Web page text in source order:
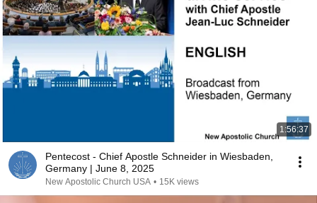
1:56:37
Pentecost - Chief Apostle Schneider in Wiesbaden,
Germany | June 8, 2025
New Apostolic Church USA • 15K views